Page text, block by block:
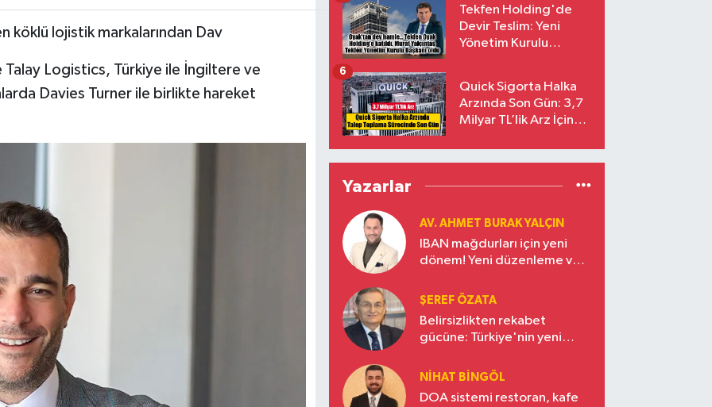
köklü lojistik markalarından Dav
Logistics, Türkiye ile İngiltere ve
Davies Turner ile birlikte hareket
Tekfen Holding'de
Devir Teslim: Yeni
Yönetim Kurulu
Quick Sigorta Halka
Arzında Son Gün: 3,7
Milyar TL’lik Arz İçin
Eriyor
6
Yazarlar
AV. AHMET BURAK YALÇIN
IBAN mağdurları için yeni
dönem! Yeni düzenleme ve
ŞEREF ÖZATA
Belirsizlikten rekabet
gücüne: Türkiye'nin yeni
NIHAT BINGÖL
DOA sistemi restoran, kafe